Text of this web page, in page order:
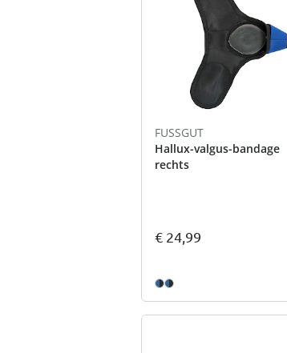
FUSSGUT
Hallux-valgus-bandage
rechts
€ 24,99